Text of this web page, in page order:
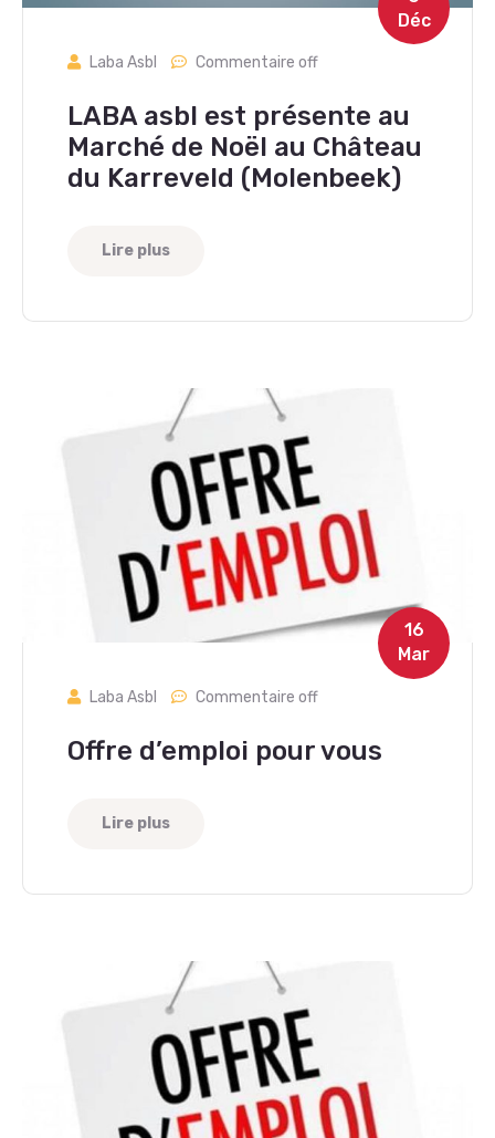
Déc
Laba Asbl Commentaire off
LABA asbl est présente au
Marché de Noël au Château
du Karreveld (Molenbeek)
Lire plus
16
Mar
Laba Asbl Commentaire off
Offre d’emploi pour vous
Lire plus